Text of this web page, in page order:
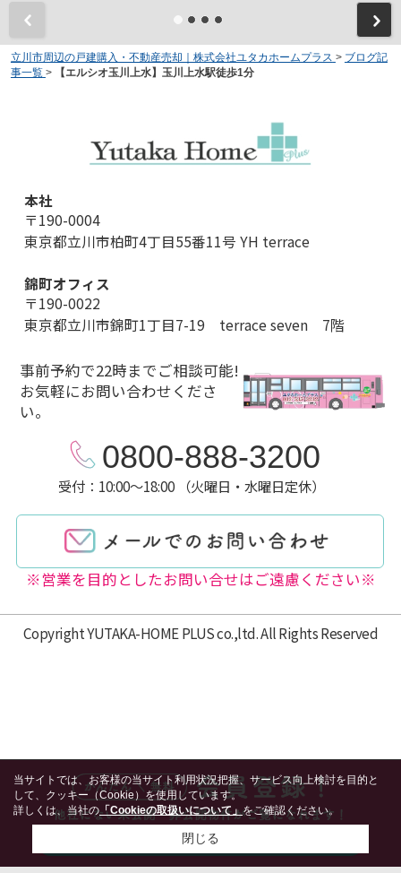
立川市周辺の戸建購入・不動産売却｜株式会社ユタカホームプラス > ブログ記
事一覧 > 【エルシオ玉川上水】玉川上水駅徒歩1分
本社
〒190-0004
東京都立川市柏町4丁目55番11号 YH terrace
錦町オフィス
〒190-0022
東京都立川市錦町1丁目7-19 terrace seven 7階
事前予約で22時までご相談可能!
お気軽にお問い合わせくださ
い。
0800-888-3200
受付：10:00～18:00 （火曜日・水曜日定休）
※営業を目的としたお問い合せはご遠慮ください※
Copyright YUTAKA-HOME PLUS co.,ltd. All Rights Reserved
当サイトでは、お客様の当サイト利用状況把握、サービス向上検討を目的と
して、クッキー（Cookie）を使用しています。
詳しくは、当社の「Cookieの取扱いについて」をご確認ください。
閉じる